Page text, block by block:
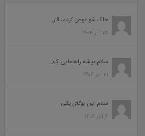
خاک شو عوض کردم، قار...
۲۸ آذر ۱۴۰۴
سلام میشه راهنمایی ک...
۲۱ آذر ۱۴۰۴
سلام این یوکای یکی...
۴ آذر ۱۴۰۴